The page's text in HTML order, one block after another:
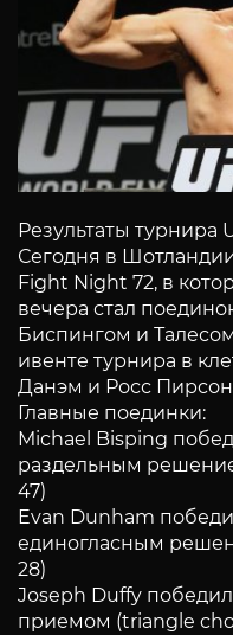
Результаты турнира
Сегодня в
Fight Night 72, в
вечера стал
Биспингом и
ивенте турнира в
Данэм и Росс
Главные поединки:
Michael Bisping
раздельным
47)
Evan Dunham
единогласным
28)
Joseph Duffy
приемом (triangle